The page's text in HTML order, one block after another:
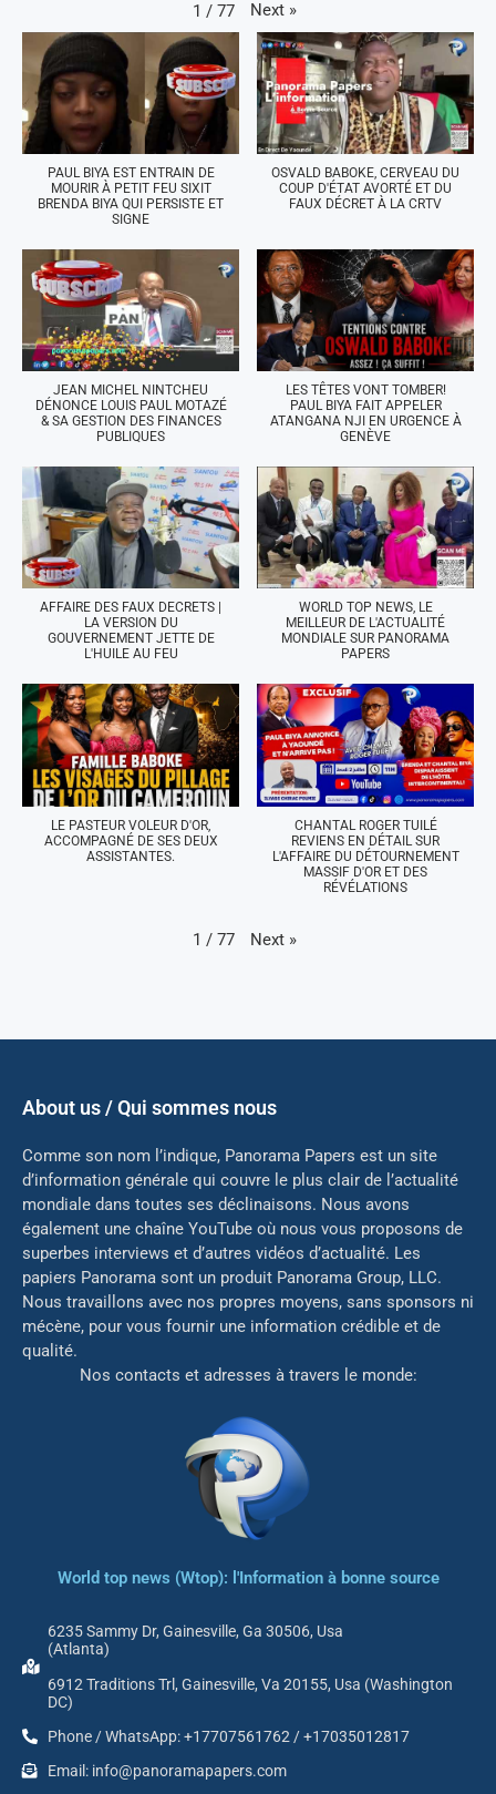
1 / 77 Next »
PAUL BIYA EST ENTRAIN DE
MOURIR À PETIT FEU SIXIT
BRENDA BIYA QUI PERSISTE ET
SIGNE
OSVALD BABOKE, CERVEAU DU
COUP D'ÉTAT AVORTÉ ET DU
FAUX DÉCRET À LA CRTV
JEAN MICHEL NINTCHEU
DÉNONCE LOUIS PAUL MOTAZÉ
& SA GESTION DES FINANCES
PUBLIQUES
LES TÊTES VONT TOMBER!
PAUL BIYA FAIT APPELER
ATANGANA NJI EN URGENCE À
GENÈVE
AFFAIRE DES FAUX DECRETS |
LA VERSION DU
GOUVERNEMENT JETTE DE
L'HUILE AU FEU
WORLD TOP NEWS, LE
MEILLEUR DE L'ACTUALITÉ
MONDIALE SUR PANORAMA
PAPERS
LE PASTEUR VOLEUR D'OR,
ACCOMPAGNÉ DE SES DEUX
ASSISTANTES.
CHANTAL ROGER TUILÉ
REVIENS EN DÉTAIL SUR
L'AFFAIRE DU DÉTOURNEMENT
MASSIF D'OR ET DES
RÉVÉLATIONS
1 / 77 Next »
About us / Qui sommes nous
Comme son nom l’indique, Panorama Papers est un site
d’information générale qui couvre le plus clair de l’actualité
mondiale dans toutes ses déclinaisons. Nous avons
également une chaîne YouTube où nous vous proposons de
superbes interviews et d’autres vidéos d’actualité. Les
papiers Panorama sont un produit Panorama Group, LLC.
Nous travaillons avec nos propres moyens, sans sponsors ni
mécène, pour vous fournir une information crédible et de
qualité.
Nos contacts et adresses à travers le monde:
World top news (Wtop): l'Information à bonne source
6235 Sammy Dr, Gainesville, Ga 30506, Usa
(Atlanta)
6912 Traditions Trl, Gainesville, Va 20155, Usa (Washington
DC)
Phone / WhatsApp: +17707561762 / +17035012817
Email: info@panoramapapers.com